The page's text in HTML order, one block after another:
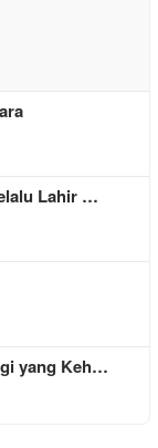
Lahir …
yang Keh…